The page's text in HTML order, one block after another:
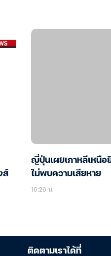
ส์
ญี่ปุ่นเผยเกาหลีเหนื
ไม่พบความเสียหาย
16:26 น.
ติดตามเราได้ที่